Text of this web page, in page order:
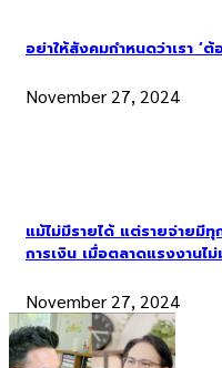
อย่าให้สังคมกำหนดว่าเรา ‘
November 27, 2024
แม้ไม่มีรายได้ แต่รายจ่ายมี
การเงิน เมื่อตลาดแรงงานไ
November 27, 2024